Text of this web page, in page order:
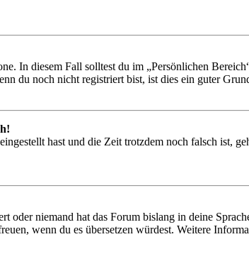
In diesem Fall solltest du im „Persönlichen
du noch nicht registriert bist, ist dies ein guter
hast und die Zeit trotzdem noch falsch ist,
niemand hat das Forum bislang in deine
wenn du es übersetzen würdest. Weitere